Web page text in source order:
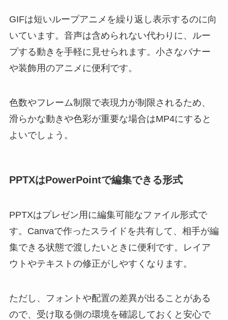
GIFは短いループアニメを繰り返し表示するのに向
いています。音声は含められない代わりに、ルー
プする動きを手軽に見せられます。小さなバナー
や装飾用のアニメに便利です。
色数やフレーム制限で表現力が制限されるため、
滑らかな動きや色彩が重要な場合はMP4にすると
よいでしょう。
PPTXはPowerPointで編集できる形式
PPTXはプレゼン用に編集可能なファイル形式で
す。Canvaで作ったスライドを共有して、相手が編
集できる状態で渡したいときに便利です。レイア
ウトやテキストの修正がしやすくなります。
ただし、フォントや配置の差異が出ることがある
ので、受け取る側の環境を確認しておくと安心で